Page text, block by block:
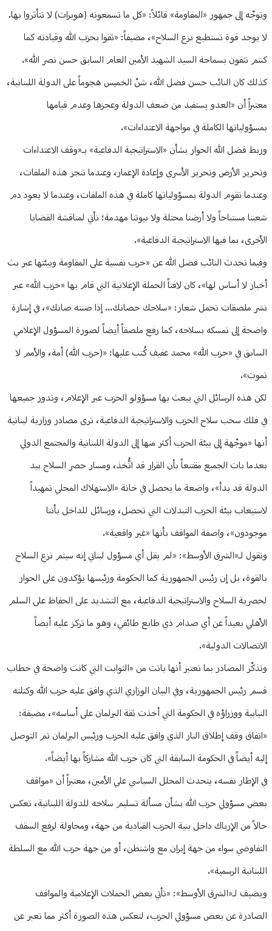
وتوجّه إلى جمهور «المقاومة» قائلاً: «كل ما تسمعونه (هوبرات) لا تتأثروا بها.
لا يوجد قوة تستطيع نزع السلاح»، مضيفاً: «ثقوا بحزب الله وقيادته كما
كنتم تثقون بسماحة السيد الشهيد الأمين العام السابق حسن نصر الله».
كذلك كان النائب حسن فضل الله، شنّ الخميس هجوماً على الدولة اللبنانية،
معتبراً أن «العدو يستفيد من ضعف الدولة وعجزها وعدم قيامها
بمسؤولياتها الكاملة في مواجهة الاعتداءات».
وربط فضل الله الحوار بشأن «الاستراتيجية الدفاعية» بـ«وقف الاعتداءات
وتحرير الأرض وتحرير الأسرى وإعادة الإعمار، وعندما تنجز هذه الملفات،
وعندما تقوم الدولة بمسؤولياتها كاملة في هذه الملفات، وعندما لا يعود دم
شعبنا مستباحاً ولا أرضنا محتلة ولا بيوتنا مهدمة؛ نأتي لمناقشة القضايا
الأخرى، بما فيها الاستراتيجية الدفاعية».
وفيما تحدث النائب فضل الله عن «حرب نفسية على المقاومة وبيئتها عبر بث
أخبار لا أساس لها»، كان لافتاً الحملة الإعلانية التي قام بها «حزب الله» عبر
نشر ملصقات تحمل شعار: «سلاحك حصانك... إذا صنته صانك»، في إشارة
واضحة إلى تمسكه بسلاحه، كما رفع ملصقاً أيضاً لصورة المسؤول الإعلامي
السابق في «حزب الله» محمد عفيف كُتب عليها: «(حزب الله) أمة، والأمم لا
تموت».
لكن هذه الرسائل التي يبعث بها مسؤولو الحزب عبر الإعلام، وتدور جميعها
في فلك سحب سلاح الحزب والاستراتيجية الدفاعية، ترى مصادر وزارية لبنانية
أنها «موجّهة إلى بيئة الحزب أكثر منها إلى الدولة اللبنانية والمجتمع الدولي
بعدما بات الجميع مقتنعاً بأن القرار قد اتُّخذ، ومسار حصر السلاح بيد
الدولة قد بدأ»، واضعة ما يحصل في خانة «الاستهلاك المحلي تمهيداً
لاستيعاب بيئة الحزب التبدلات التي تحصل، ورسائل للداخل بأننا
موجودون»، واصفة المواقف بأنها «غير واقعية».
وتقول لـ«الشرق الأوسط»: «لم يقل أي مسؤول لبناني إنه سيتم نزع السلاح
بالقوة، بل إن رئيس الجمهورية كما الحكومة ورئيسها يؤكدون على الحوار
لحصرية السلاح والاستراتيجية الدفاعية، مع التشديد على الحفاظ على السلم
الأهلي بعيداً عن أي صدام ذي طابع طائفي، وهو ما تركز عليه أيضاً
الاتصالات الدولية».
وتذكّر المصادر بما تعتبر أنها باتت من «الثوابت التي كانت واضحة في خطاب
قسم رئيس الجمهورية، وفي البيان الوزاري الذي وافق عليه حزب الله وكتلته
النيابية ووزراؤه في الحكومة التي أخذت ثقة البرلمان على أساسه»، مضيفة:
«اتفاق وقف إطلاق النار الذي وافق عليه الحزب ورئيس البرلمان تم التوصل
إليه أيضاً في الحكومة السابقة التي كان حزب الله مشاركاً بها أيضاً».
في الإطار نفسه، يتحدث المحلل السياسي علي الأمين، معتبراً أن «مواقف
بعض مسؤولي حزب الله بشأن مسألة تسليم سلاحه للدولة اللبنانية، تعكس
حالاً من الإرباك داخل بنية الحزب القيادية من جهة، ومحاولة لرفع السقف
التفاوضي سواء من جهة إيران مع واشنطن، أو من جهة حزب الله مع السلطة
اللبنانية الرسمية».
ويضيف لـ«الشرق الأوسط»: «تأتي بعض الحملات الإعلامية والمواقف
الصادرة عن بعض مسؤولي الحزب، لتعكس هذه الصورة أكثر مما تعبر عن